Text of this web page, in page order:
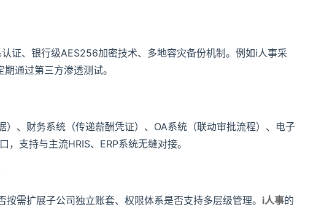
证、银行级AES256加密技术、多地容灾备份机制。例如i人事采
通过第三方渗透测试。
）、财务系统（传递薪酬凭证）、OA系统（联动审批流程）、电子
支持与主流HRIS、ERP系统无缝对接。
需扩展子公司独立账套、权限体系是否支持多层级管理。 i人事的